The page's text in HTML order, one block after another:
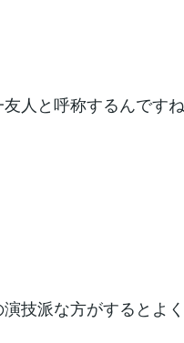
人と呼称するんですね
技派な方がするとよ